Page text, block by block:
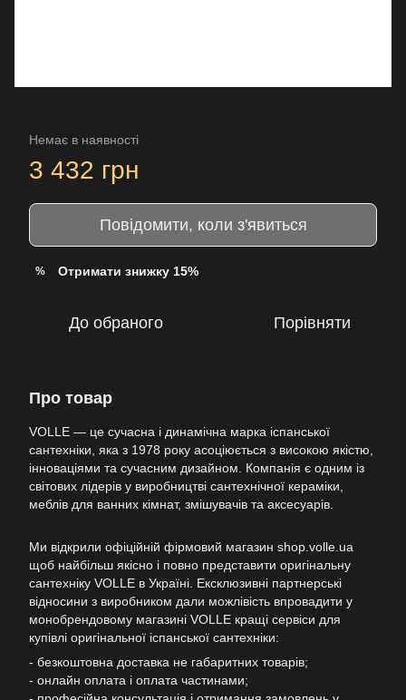
Немає в наявності
3 432 грн
Повідомити, коли з'явиться
% Отримати знижку 15%
До обраного Порівняти
Про товар
VOLLE — це сучасна і динамічна марка іспанської
сантехніки, яка з 1978 року асоціюється з високою якістю,
інноваціями та сучасним дизайном. Компанія є одним із
світових лідерів у виробництві сантехнічної кераміки,
меблів для ванних кімнат, змішувачів та аксесуарів.
Ми відкрили офіційній фірмовий магазин shop.volle.ua
щоб найбільш якісно і повно представити оригінальну
сантехніку VOLLE в Україні. Ексклюзивні партнерські
відносини з виробником дали можлівість впровадити у
монобрендовому магазині VOLLE кращі сервіси для
купівлі оригінальної іспанської сантехніки:
- безкоштовна доставка не габаритних товарів;
- онлайн оплата і оплата частинами;